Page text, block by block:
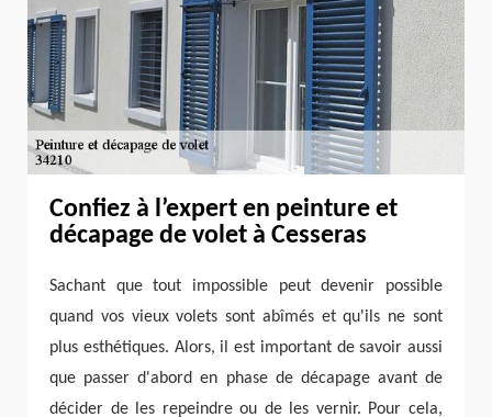
Confiez à l’expert en peinture et
décapage de volet à Cesseras
Sachant que tout impossible peut devenir possible
quand vos vieux volets sont abîmés et qu'ils ne sont
plus esthétiques. Alors, il est important de savoir aussi
que passer d'abord en phase de décapage avant de
décider de les repeindre ou de les vernir. Pour cela,